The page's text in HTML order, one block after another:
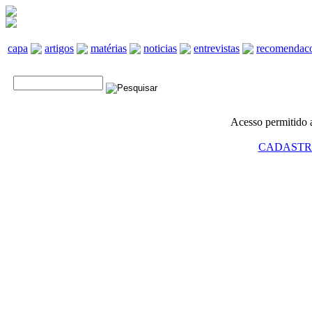
capa artigos matérias noticias entrevistas
Acesso permitido